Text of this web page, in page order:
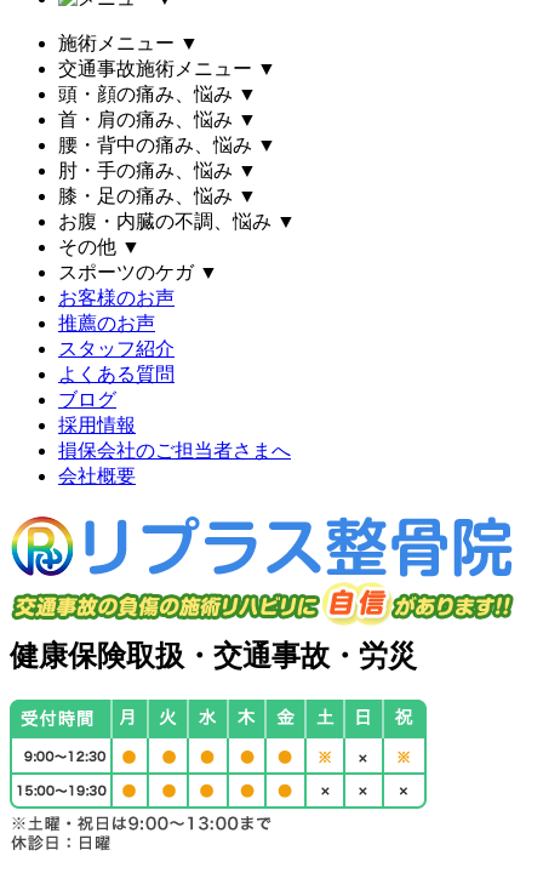
施術メニュー ▼
交通事故施術メニュー ▼
頭・顔の痛み、悩み ▼
首・肩の痛み、悩み ▼
腰・背中の痛み、悩み ▼
肘・手の痛み、悩み ▼
膝・足の痛み、悩み ▼
お腹・内臓の不調、悩み ▼
その他 ▼
スポーツのケガ ▼
お客様のお声
推薦のお声
スタッフ紹介
よくある質問
ブログ
採用情報
損保会社のご担当者さまへ
会社概要
健康保険取扱・交通事故・労災